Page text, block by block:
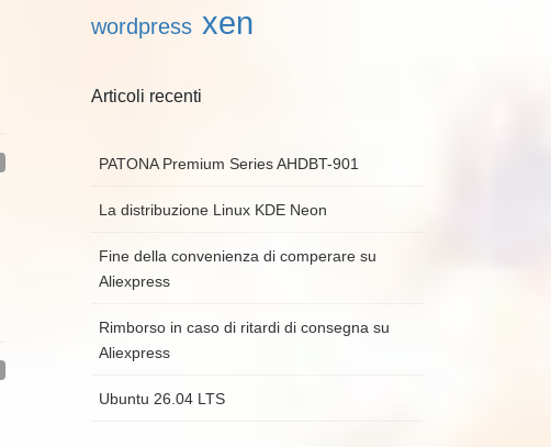
wordpress xen
Articoli recenti
PATONA Premium Series AHDBT-901
La distribuzione Linux KDE Neon
Fine della convenienza di comperare su
Aliexpress
Rimborso in caso di ritardi di consegna su
Aliexpress
Ubuntu 26.04 LTS